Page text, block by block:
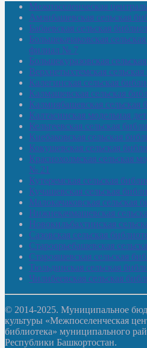
Межпоселенческая
Амзибашевская сельская
Бабаевская сельская
Большекачаковская
филиал № 7
Большекуразовская
Верхнетыхтемская
Калегинская сельская
Калмашевская сельская
Калмиябашевская
Калтасинская модельная
Кельтеевская сельская
Киебаковская сельская
Кокушевская сельская
Краснохолмская сельская
№ 21
Кутеремская сельская
Кучашевская сельская
Малокачаковская сельская
Нижнекачмашевская
Новокильбахтинская
Сазовская сельская
Староорьебашевская
Старояшевская сельская
Тюльдинская сельская
Чилибеевская сельская
© 2014-2025. Муниципальное
культуры «Межпоселенческая
библиотека» муниципального
Республики Башкортостан.